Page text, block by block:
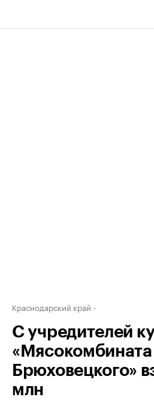
Краснодарский край
C учредителей
«Мясокомбината
Брюховецкого»
млн